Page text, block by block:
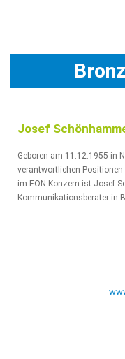
Josef
Geboren am 11.12.1955 in
verantwortlichen
im EON-Konzern ist Josef
Kommunikationsberater in